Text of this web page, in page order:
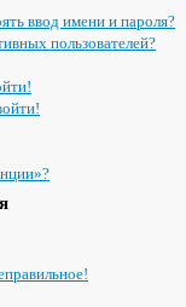
ввод имени и пароля?
пользователей?